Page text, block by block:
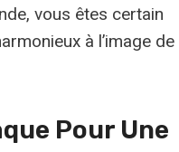
vous êtes certain
à l’image de
Pour Une